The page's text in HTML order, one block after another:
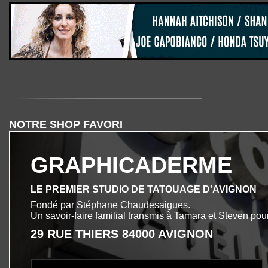
NOTRE SHOP FAVORI
GRAPHICADERME
LE PREMIER STUDIO DE TATOUAGE D'AVIGNON
Fondé par Stéphane Chaudesaigues.
Un savoir-faire familial transmis à Tamara et Steven
29 RUE THIERS 84000 AVIGNON